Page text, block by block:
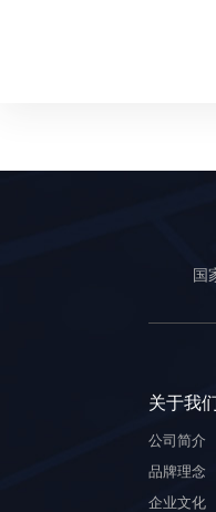
国
关于我
公司简介
品牌理念
企业文化